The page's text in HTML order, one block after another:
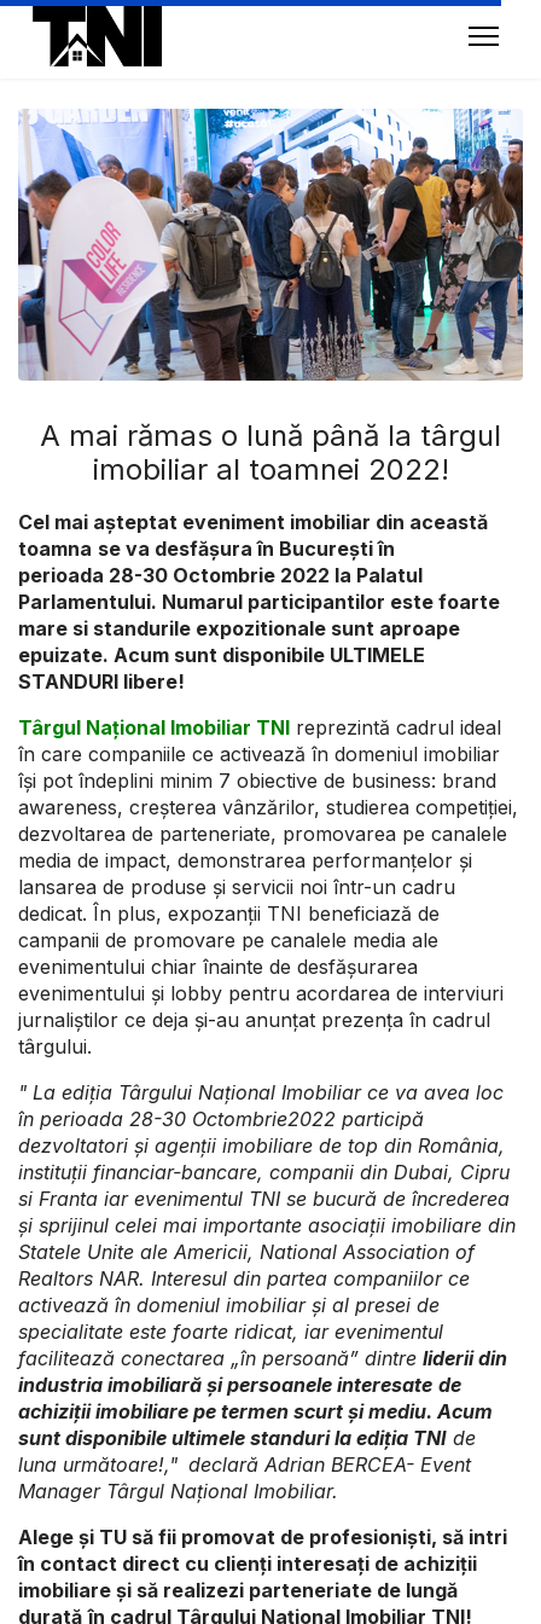
A mai rămas o lună până la târgul
imobiliar al toamnei 2022!
Cel mai așteptat eveniment imobiliar din această
toamna se va desfășura în București în
perioada 28-30 Octombrie 2022 la Palatul
Parlamentului. Numarul participantilor este foarte
mare si standurile expozitionale sunt aproape
epuizate. Acum sunt disponibile ULTIMELE
STANDURI libere!
Târgul Național Imobiliar TNI reprezintă cadrul ideal
în care companiile ce activează în domeniul imobiliar
își pot îndeplini minim 7 obiective de business: brand
awareness, creșterea vânzărilor, studierea competiției,
dezvoltarea de parteneriate, promovarea pe canalele
media de impact, demonstrarea performanțelor și
lansarea de produse și servicii noi într-un cadru
dedicat. În plus, expozanții TNI beneficiază de
campanii de promovare pe canalele media ale
evenimentului chiar înainte de desfășurarea
evenimentului și lobby pentru acordarea de interviuri
jurnaliștilor ce deja și-au anunțat prezența în cadrul
târgului.
" La ediția Târgului Național Imobiliar ce va avea loc
în perioada 28-30 Octombrie2022 participă
dezvoltatori și agenții imobiliare de top din România,
instituții financiar-bancare, companii din Dubai, Cipru
si Franta iar evenimentul TNI se bucură de încrederea
și sprijinul celei mai importante asociații imobiliare din
Statele Unite ale Americii, National Association of
Realtors NAR. Interesul din partea companiilor ce
activează în domeniul imobiliar și al presei de
specialitate este foarte ridicat, iar evenimentul
facilitează conectarea „în persoană” dintre liderii din
industria imobiliară și persoanele interesate de
achiziții imobiliare pe termen scurt și mediu. Acum
sunt disponibile ultimele standuri la ediția TNI de
luna următoare!," declară Adrian BERCEA- Event
Manager Târgul Național Imobiliar.
Alege și TU să fii promovat de profesioniști, să intri
în contact direct cu clienți interesați de achiziții
imobiliare și să realizezi parteneriate de lungă
durată în cadrul Târgului Național Imobiliar TNI!